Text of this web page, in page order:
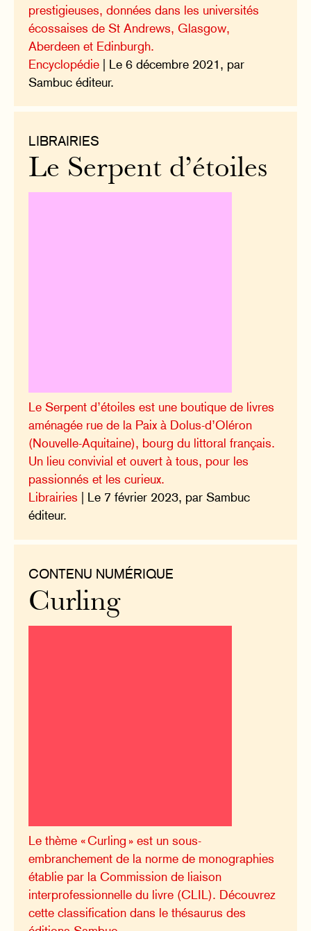
prestigieuses, données dans les universités
écossaises de St Andrews, Glasgow,
Aberdeen et Edinburgh.
Encyclopédie | Le 6 décembre 2021, par
Sambuc éditeur.
LIBRAIRIES
Le Serpent d’étoiles
Le Serpent d’étoiles est une boutique de livres
aménagée rue de la Paix à Dolus-d’Oléron
(Nouvelle-Aquitaine), bourg du littoral français.
Un lieu convivial et ouvert à tous, pour les
passionnés et les curieux.
Librairies | Le 7 février 2023, par Sambuc
éditeur.
CONTENU NUMÉRIQUE
Curling
Le thème « Curling » est un sous-
embranchement de la norme de monographies
établie par la Commission de liaison
interprofessionnelle du livre (CLIL). Découvrez
cette classification dans le thésaurus des